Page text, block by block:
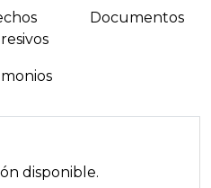
Documentos
disponible.